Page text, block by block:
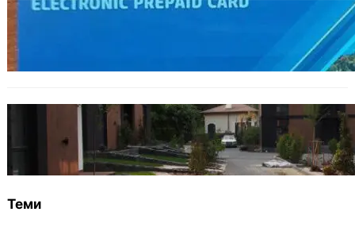
ОБЩЕСТВО
БЪЛГАРИЯ
12 съдебни дела оспорват заповедите за
събаряне на сгради в местността „Баба
Алино“
Теми